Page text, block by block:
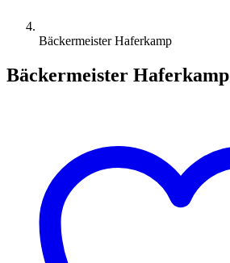
Bäckermeister Haferkamp
Bäckermeister Haferkamp